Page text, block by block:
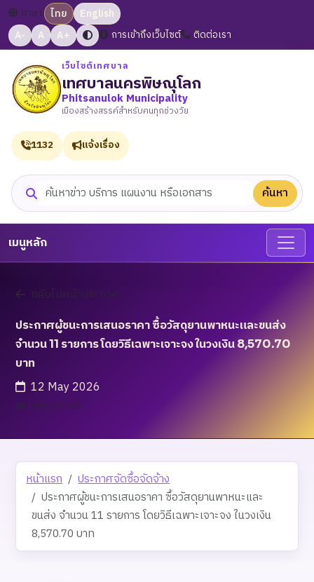
ภาษา: ไทย
English
A-
A A+ การเข้าถึงเว็บไซต์ ติดต่อเรา
เว็บไซต์เทศบาล
เทศบาลนครพิษณุโลก
Phitsanulok Municipality
เมืองสร้างสรรค์สำหรับคนทุกช่วงวัย
ค้นหาเว็บไซต์ ค้นหา
1132 แจ้งเรื่อง
เมนูหลัก
กลับไปหน้าประกาศ
ประกาศผู้ชนะการเสนอราคา ซื้อวัสดุยานพาหนะและขนส่ง
จำนวน 11 รายการ โดยวิธีเฉพาะเจาะจง ในวงเงิน 8,570.70
บาท
12 May 2026
เข้าชม 15 ครั้ง
หน้าแรก
ประกาศจัดซื้อจัดจ้าง
ประกาศผู้ชนะการเสนอราคา ซื้อวัสดุยานพาหนะและ
ขนส่ง จำนวน 11 รายการ โดยวิธีเฉพาะเจาะจง ในวงเงิน
8,570.70 บาท